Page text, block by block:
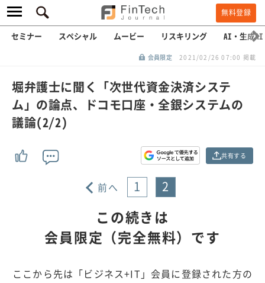
無料登録
セミナー スペシャル ムービー リスキリング AI・生成AI
会員限定 2021/02/26 07:00 掲載
堀弁護士に聞く「次世代資金決済システ
ム」の論点、ドコモ口座・全銀システムの
議論(2/2)
共有する
前へ 1 2
この続きは
会員限定（完全無料）です
ここから先は「ビジネス+IT」会員に登録された方の